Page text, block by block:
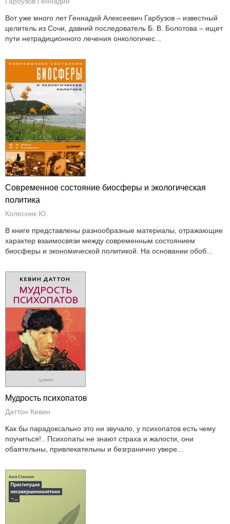
Вот уже много лет Геннадий Алексеевич Гарбузов – известный
целитель из Сочи, давний последователь Б. В. Болотова – ищет
пути нетрадиционного лечения онкологичес...
Современное состояние биосферы и экологическая
политика
Колесник Ю.
В книге представлены разнообразные материалы, отражающие
характер взаимосвязи между современным состоянием
биосферы и экономической политикой. На основании обоб...
Мудрость психопатов
Даттон Кевин
Как бы парадоксально это ни звучало, у психопатов есть чему
поучиться!.. Психопаты не знают страха и жалости, они
обаятельны, привлекательны и безгранично увере...